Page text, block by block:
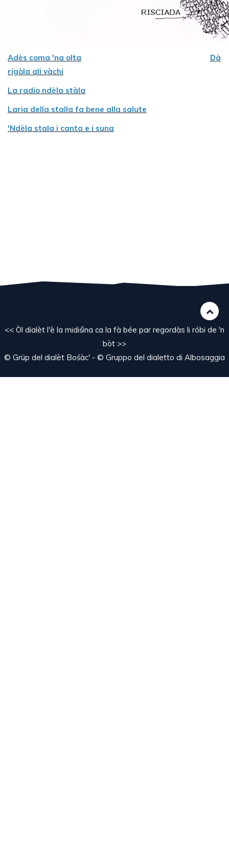
Adès coma 'na olta
Dà
rigòla ali vàchi
La radio ndèla stàla
Laria della stalla fa bene alla salute
'Ndèla stala i canta e i suna
<< Òl dialèt l'è la midiśìna ca la fà bée par regordàs li róbi de 'n
bòt >>
© Grüp del dialèt Bośàc' - © Gruppo del dialetto di Albosaggia